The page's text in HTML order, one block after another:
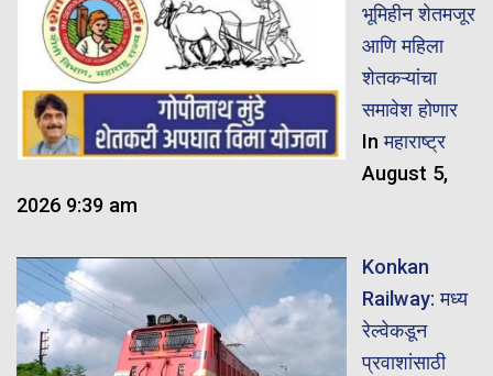
भूमिहीन शेतमजूर
आणि महिला
शेतकऱ्यांचा
समावेश होणार
Inमहाराष्ट्र
August 5,
2026 9:39 am
Konkan
Railway: मध्य
रेल्वेकडून
प्रवाशांसाठी